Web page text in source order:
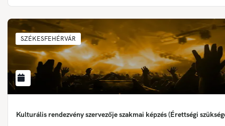
SZÉKESFEHÉRVÁR
Kulturális rendezvény szervezője szakmai képzés (Érettségi